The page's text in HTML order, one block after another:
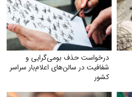
درخواست حذف بومی‌گرایی و
شفافیت در سالن‌های اعلام‌بار سراسر
کشور